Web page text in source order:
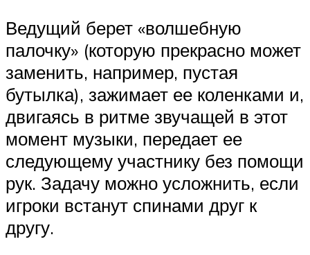
Ведущий берет «волшебную
палочку» (которую прекрасно может
заменить, например, пустая
бутылка), зажимает ее коленками и,
двигаясь в ритме звучащей в этот
момент музыки, передает ее
следующему участнику без помощи
рук. Задачу можно усложнить, если
игроки встанут спинами друг к
другу.